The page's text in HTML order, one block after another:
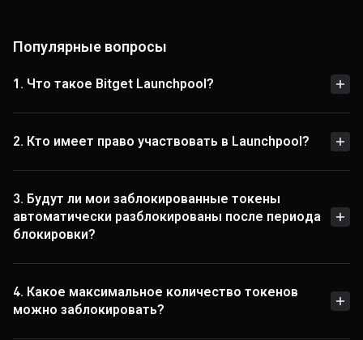
Популярные вопросы
1. Что такое Bitget Launchpool?
2. Кто имеет право участвовать в Launchpool?
3. Будут ли мои заблокированные токены
автоматически разблокированы после периода
блокировки?
4. Какое максимальное количество токенов
можно заблокировать?